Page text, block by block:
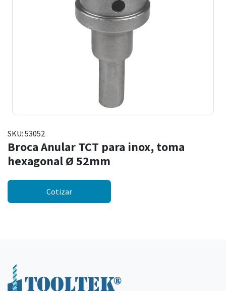
SKU: 53052
Broca Anular TCT para inox, toma
hexagonal Ø 52mm
Cotizar